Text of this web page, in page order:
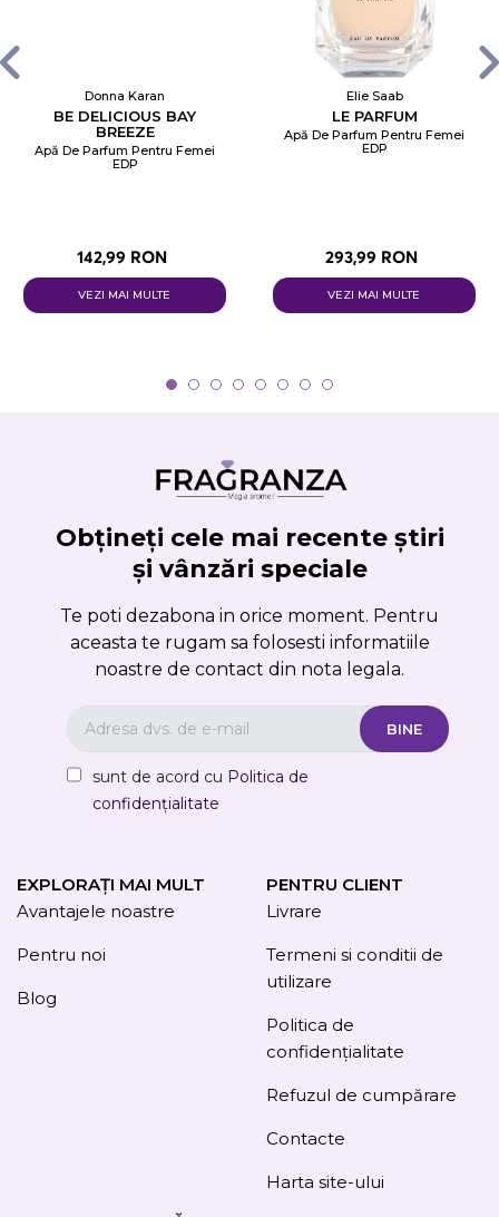
Donna Karan
BE DELICIOUS BAY
BREEZE
Apă De Parfum Pentru Femei
EDP
142,99 RON
VEZI MAI MULTE
Elie Saab
LE PARFUM
Apă De Parfum Pentru Femei
EDP
293,99 RON
VEZI MAI MULTE
Obțineți cele mai recente știri
și vânzări speciale
Te poti dezabona in orice moment. Pentru
aceasta te rugam sa folosesti informatiile
noastre de contact din nota legala.
sunt de acord cu Politica de
confidențialitate
EXPLORAȚI MAI MULT
Avantajele noastre
Pentru noi
Blog
PENTRU CLIENT
Livrare
Termeni si conditii de
utilizare
Politica de
confidențialitate
Refuzul de cumpărare
Contacte
Harta site-ului